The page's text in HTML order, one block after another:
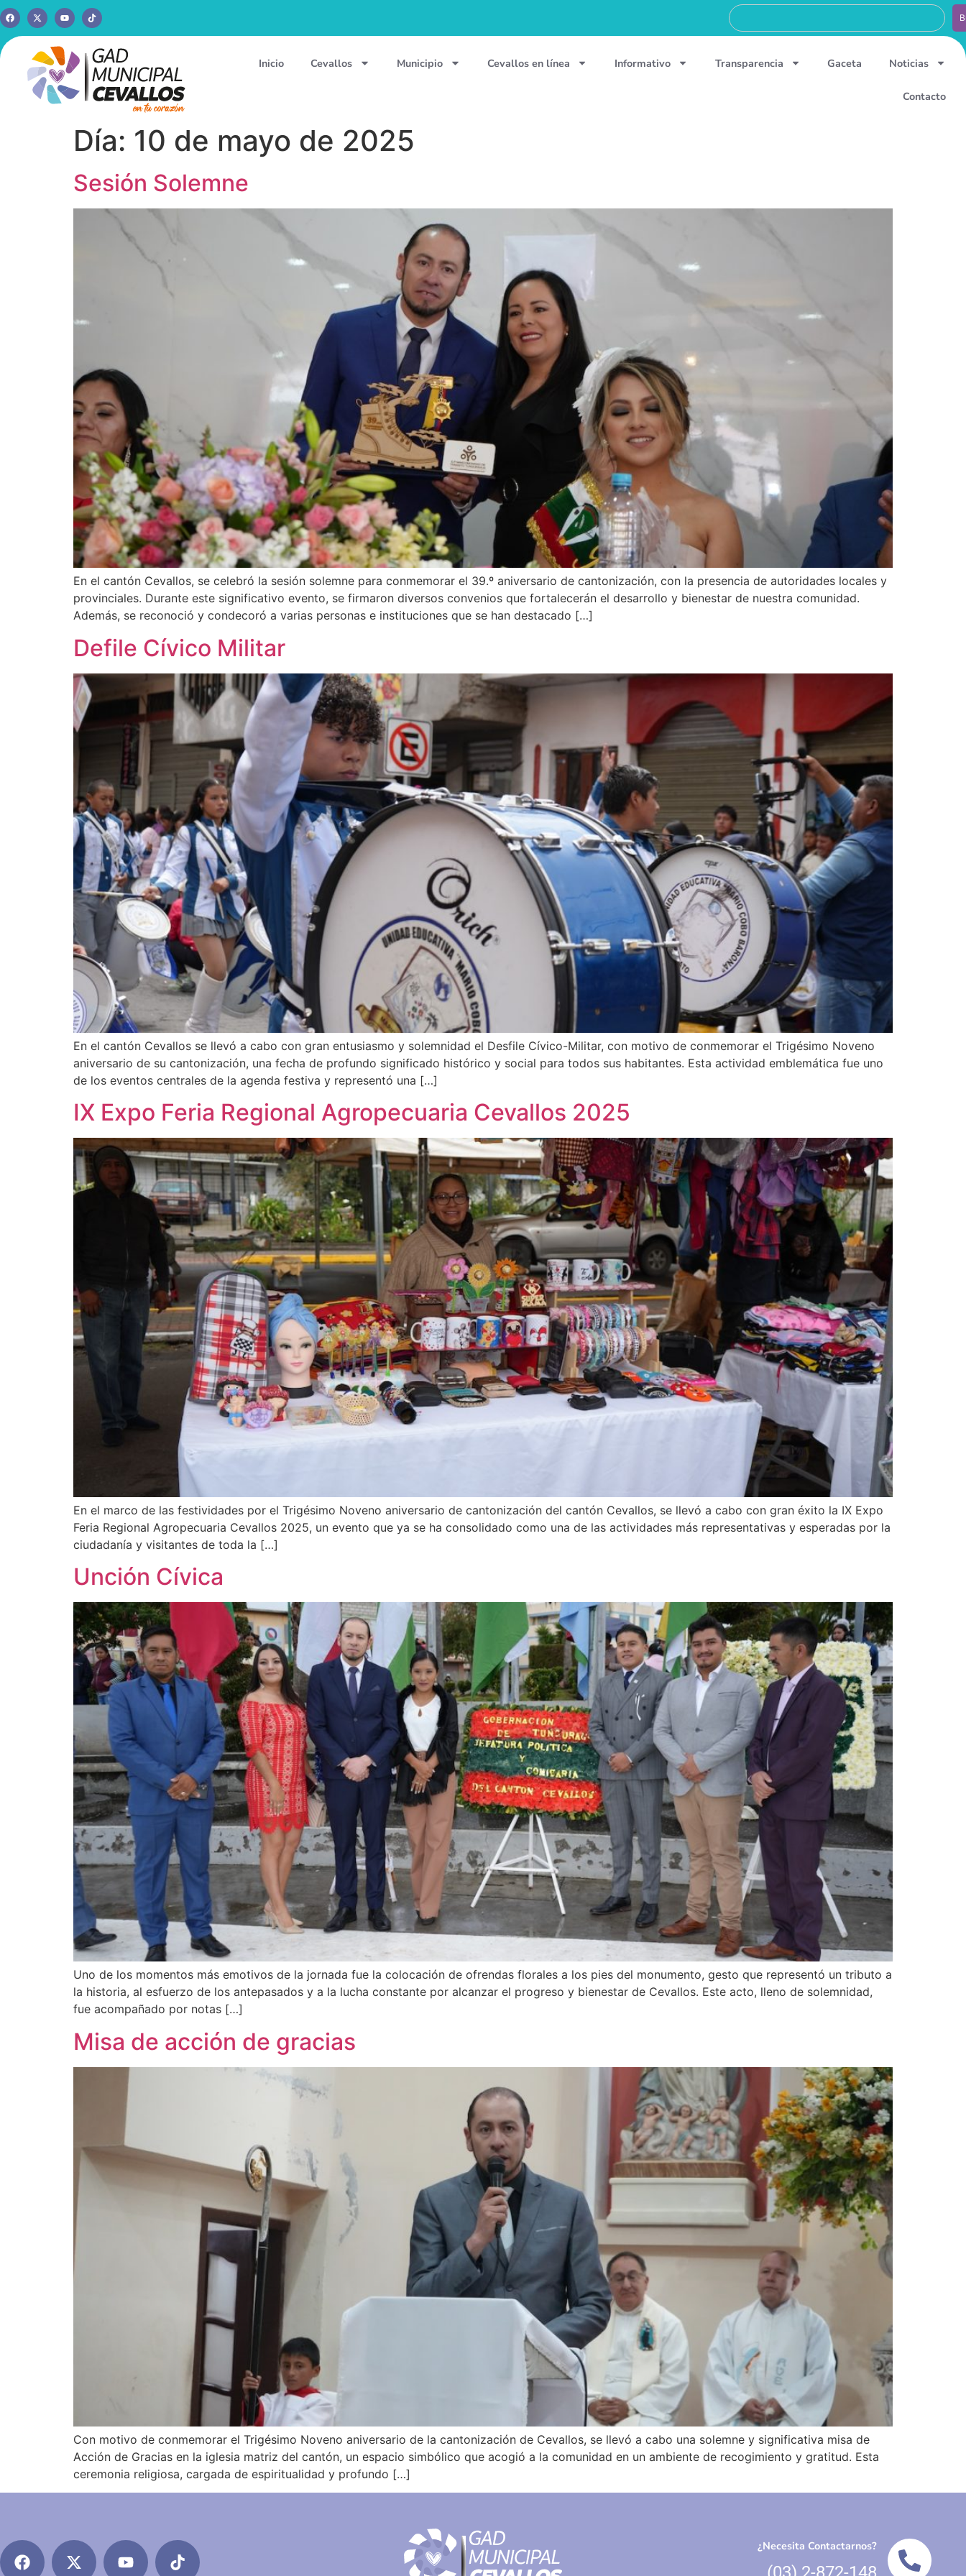
Inicio Cevallos Municipio Cevallos en línea Informativo Transparencia Gaceta Noticias
Contacto
Día: 10 de mayo de 2025
Sesión Solemne
En el cantón Cevallos, se celebró la sesión solemne para conmemorar el 39.º aniversario de cantonización, con la presencia de autoridades locales y
provinciales. Durante este significativo evento, se firmaron diversos convenios que fortalecerán el desarrollo y bienestar de nuestra comunidad.
Además, se reconoció y condecoró a varias personas e instituciones que se han destacado […]
Defile Cívico Militar
En el cantón Cevallos se llevó a cabo con gran entusiasmo y solemnidad el Desfile Cívico-Militar, con motivo de conmemorar el Trigésimo Noveno
aniversario de su cantonización, una fecha de profundo significado histórico y social para todos sus habitantes. Esta actividad emblemática fue uno
de los eventos centrales de la agenda festiva y representó una […]
IX Expo Feria Regional Agropecuaria Cevallos 2025
En el marco de las festividades por el Trigésimo Noveno aniversario de cantonización del cantón Cevallos, se llevó a cabo con gran éxito la IX Expo
Feria Regional Agropecuaria Cevallos 2025, un evento que ya se ha consolidado como una de las actividades más representativas y esperadas por la
ciudadanía y visitantes de toda la […]
Unción Cívica
Uno de los momentos más emotivos de la jornada fue la colocación de ofrendas florales a los pies del monumento, gesto que representó un tributo a
la historia, al esfuerzo de los antepasados y a la lucha constante por alcanzar el progreso y bienestar de Cevallos. Este acto, lleno de solemnidad,
fue acompañado por notas […]
Misa de acción de gracias
Con motivo de conmemorar el Trigésimo Noveno aniversario de la cantonización de Cevallos, se llevó a cabo una solemne y significativa misa de
Acción de Gracias en la iglesia matriz del cantón, un espacio simbólico que acogió a la comunidad en un ambiente de recogimiento y gratitud. Esta
ceremonia religiosa, cargada de espiritualidad y profundo […]
¿Necesita Contactarnos?